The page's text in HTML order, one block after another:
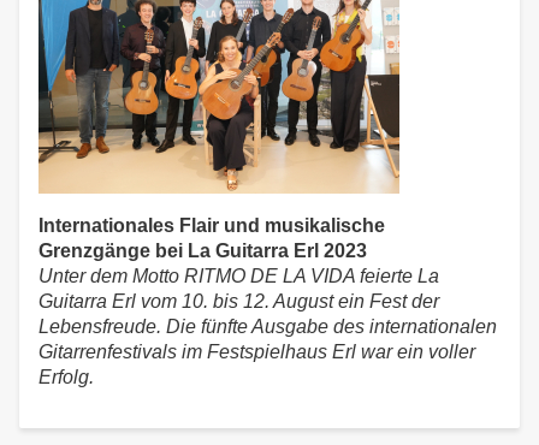
Internationales Flair und musikalische
Grenzgänge bei La Guitarra Erl 2023
Unter dem Motto RITMO DE LA VIDA feierte La
Guitarra Erl vom 10. bis 12. August ein Fest der
Lebensfreude. Die fünfte Ausgabe des internationalen
Gitarrenfestivals im Festspielhaus Erl war ein voller
Erfolg.